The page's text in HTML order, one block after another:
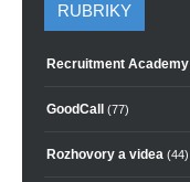
RUBRIKY
Recruitment Academy
GoodCall (77)
Rozhovory a videa (44)